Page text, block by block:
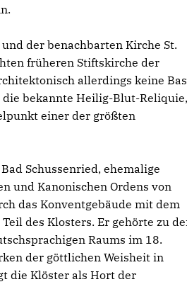
der benachbarten Kirche St.
früheren Stiftskirche der
allerdings keine
bekannte Heilig-Blut-
einer der größten
Schussenried, ehemalige
und Kanonischen Ordens von
das Konventgebäude mit dem
des Klosters. Er gehörte zu
Raums im 18.
der göttlichen Weisheit in
die Klöster als Hort der